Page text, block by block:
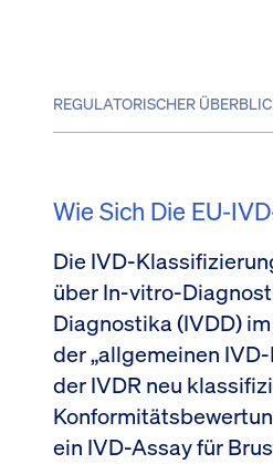
REGULATORISCHER
Wie Sich Die EU-
Die IVD-
über In-vitro-
Diagnostika (IVDD)
der „allgemeinen
der IVDR neu
ein IVD-Assay für